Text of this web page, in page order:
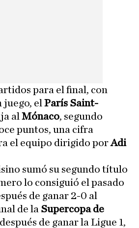
para el final, con
juego, el París Saint-
al Mónaco, segundo
puntos, una cifra
el equipo dirigido porAdi
sumó su segundo título
lo consiguió el pasado
de ganar 2-0 al
de la Supercopa de
de ganar la Ligue 1,